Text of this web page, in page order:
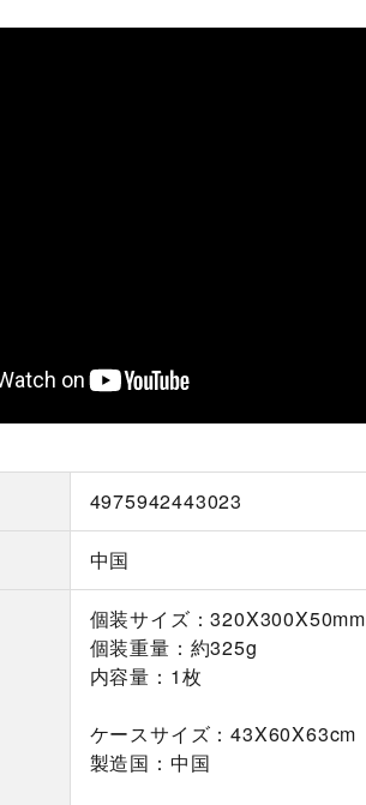
4975942443023
中国
個装サイズ：320X300X50mm
個装重量：約325g
内容量：1枚
ケースサイズ：43X60X63cm
製造国：中国